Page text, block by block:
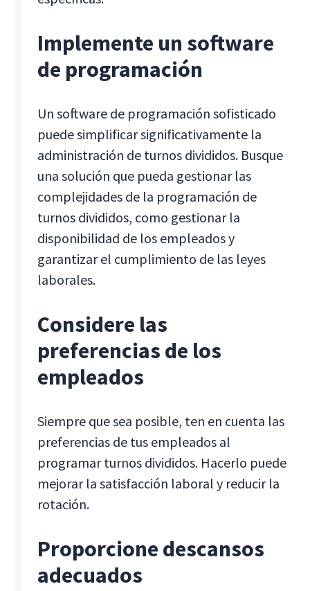
Implemente un software
de programación
Un software de programación sofisticado
puede simplificar significativamente la
administración de turnos divididos. Busque
una solución que pueda gestionar las
complejidades de la programación de
turnos divididos, como gestionar la
disponibilidad de los empleados y
garantizar el cumplimiento de las leyes
laborales.
Considere las
preferencias de los
empleados
Siempre que sea posible, ten en cuenta las
preferencias de tus empleados al
programar turnos divididos. Hacerlo puede
mejorar la satisfacción laboral y reducir la
rotación.
Proporcione descansos
adecuados